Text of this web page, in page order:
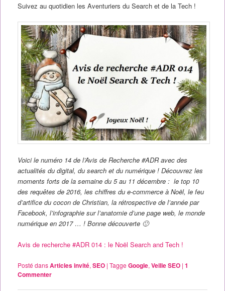
Suivez au quotidien les Aventuriers du Search et de la Tech !
Voici le numéro 14 de l’Avis de Recherche #ADR avec des
actualités du digital, du search et du numérique ! Découvrez les
moments forts de la semaine du 5 au 11 décembre : le top 10
des requêtes de 2016, les chiffres du e-commerce à Noël, le feu
d’artifice du cocon de Christian, la rétrospective de l’année par
Facebook, l’infographie sur l’anatomie d’une page web, le monde
numérique en 2017 … ! Bonne découverte 🙂
Avis de recherche #ADR 014 : le Noël Search and Tech !
Posté dansArticles invité, SEO | Tagge Google, Veille SEO | 1
Commenter